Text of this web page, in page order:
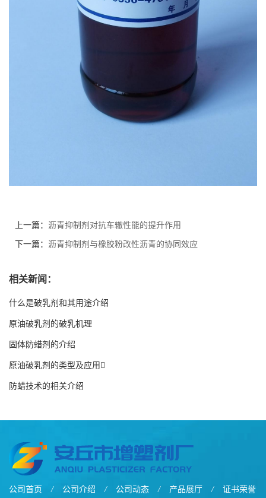
上一篇： 沥青抑制剂对抗车辙性能的提升作用
下一篇： 沥青抑制剂与橡胶粉改性沥青的协同效应
相关新闻：
什么是破乳剂和其用途介绍
原油破乳剂的破乳机理
固体防蜡剂的介绍
原油破乳剂的类型及应用
防蜡技术的相关介绍
公司首页 / 公司介绍 / 公司动态 / 产品展厅 / 证书荣誉